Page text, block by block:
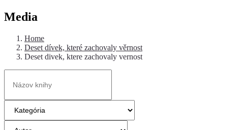
Media
Home
Deset dívek, které zachovaly věrnost
Deset divek, ktere zachovaly vernost